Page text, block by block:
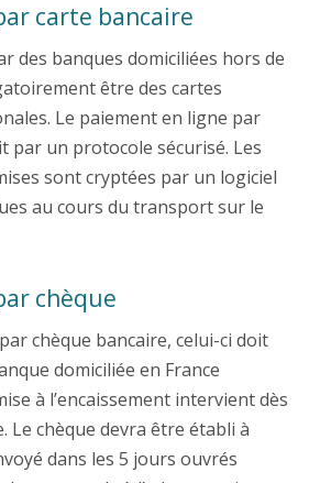
carte bancaire
des banques domiciliées hors de
être des cartes
Le paiement en ligne par
par un protocole sécurisé. Les
sont cryptées par un logiciel
au cours du transport sur le
chèque
chèque bancaire, celui-ci doit
domiciliée en France
à l’encaissement intervient dès
Le chèque devra être établi à
dans les 5 jours ouvrés